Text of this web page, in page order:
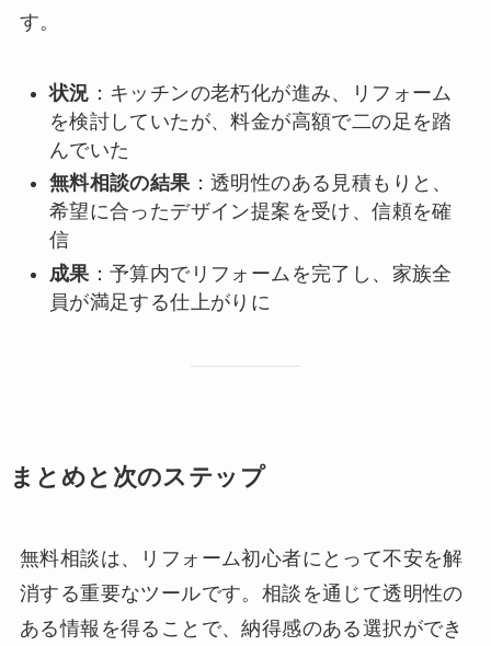
す。
状況 ：キッチンの老朽化が進み、リフォーム
を検討していたが、料金が高額で二の足を踏
んでいた
無料相談の結果 ：透明性のある見積もりと、
希望に合ったデザイン提案を受け、信頼を確
信
成果 ：予算内でリフォームを完了し、家族全
員が満足する仕上がりに
まとめと次のステップ
無料相談は、リフォーム初心者にとって不安を解
消する重要なツールです。相談を通じて透明性の
ある情報を得ることで、納得感のある選択ができ